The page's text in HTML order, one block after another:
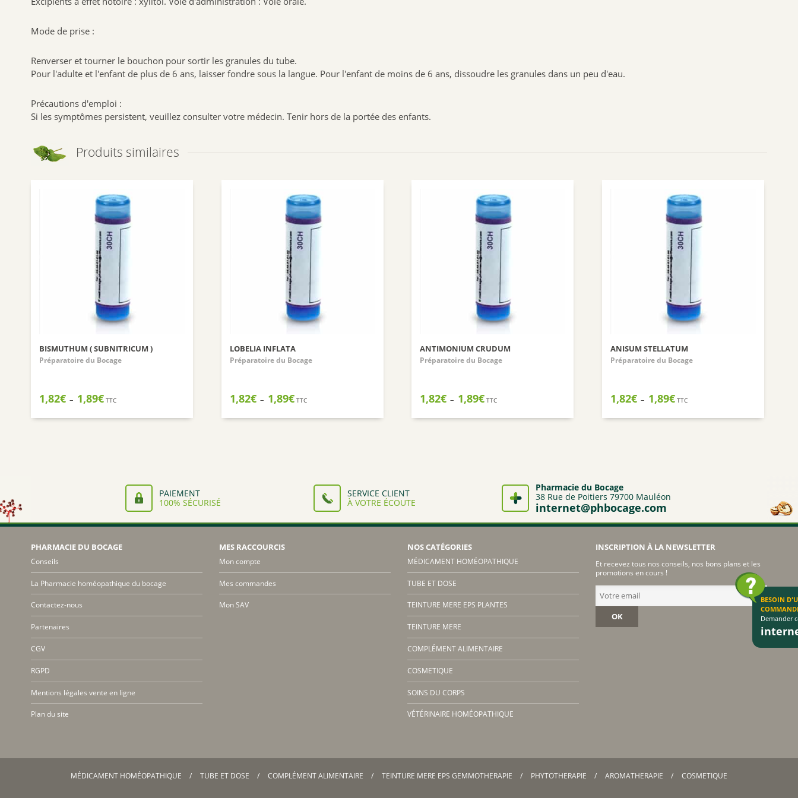
Mode de prise :
Renverser et tourner le bouchon pour sortir les granules du tube.
Pour l'adulte et l'enfant de plus de 6 ans, laisser fondre sous la langue. Pour l'enfant de moins de 6 ans, dissoudre les granules dans un peu d'eau.
Précautions d'emploi :
Si les symptômes persistent, veuillez consulter votre médecin. Tenir hors de la portée des enfants.
Produits similaires
BISMUTHUM ( SUBNITRICUM )
Préparatoire du Bocage
1,82€ – 1,89€
prix :
TTC
LOBELIA INFLATA
Préparatoire du Bocage
1,82€ – 1,89€Plage
prix :
TTC
ANTIMONIUM CRUDUM
Préparatoire du Bocage
1,82€ – 1,89€
prix :
TTC
ANISUM STELLATUM
Préparatoire du Bocage
1,82€ – 1,89€Plage
prix :
TTC
PAIEMENT
100% SÉCURISÉ
SERVICE CLIENT
À VOTRE ÉCOUTE
Pharmacie du Bocage
38 Rue de Poitiers 79700 Mauléon
internet@phbocage.com
PHARMACIE DU BOCAGE
Conseils
La Pharmacie homéopathique du bocage
Contactez-nous
Partenaires
CGV
RGPD
Mentions légales vente en ligne
Plan du site
MES RACCOURCIS
Mon compte
Mes commandes
Mon SAV
NOS CATÉGORIES
MÉDICAMENT HOMÉOPATHIQUE
TUBE ET DOSE
TEINTURE MERE EPS PLANTES
TEINTURE MERE
COMPLÉMENT ALIMENTAIRE
COSMETIQUE
SOINS DU CORPS
VÉTÉRINAIRE HOMÉOPATHIQUE
INSCRIPTION À LA NEWSLETTER
Et recevez tous nos conseils, nos bons plans et les
promotions en cours !
OK
MÉDICAMENT HOMÉOPATHIQUE TUBE ET DOSE COMPLÉMENT ALIMENTAIRE TEINTURE MERE EPS GEMMOTHERAPIE PHYTOTHERAPIE AROMATHERAPIE COSMETIQUE
BESOIN
Demander